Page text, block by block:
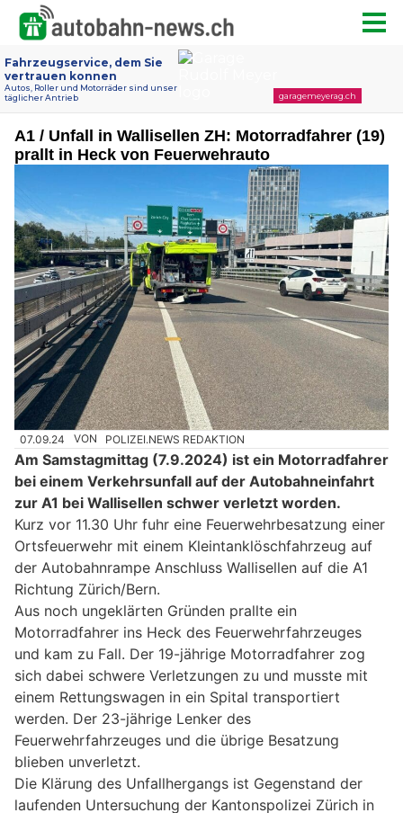
A1 / Unfall in Wallisellen ZH: Motorradfahrer (19)
prallt in Heck von Feuerwehrauto
07.09.24 VON POLIZEI.NEWS REDAKTION
Am Samstagmittag (7.9.2024) ist ein Motorradfahrer
bei einem Verkehrsunfall auf der Autobahneinfahrt
zur A1 bei Wallisellen schwer verletzt worden.
Kurz vor 11.30 Uhr fuhr eine Feuerwehrbesatzung einer
Ortsfeuerwehr mit einem Kleintanklöschfahrzeug auf
der Autobahnrampe Anschluss Wallisellen auf die A1
Richtung Zürich/Bern.
Aus noch ungeklärten Gründen prallte ein
Motorradfahrer ins Heck des Feuerwehrfahrzeuges
und kam zu Fall. Der 19-jährige Motorradfahrer zog
sich dabei schwere Verletzungen zu und musste mit
einem Rettungswagen in ein Spital transportiert
werden. Der 23-jährige Lenker des
Feuerwehrfahrzeuges und die übrige Besatzung
blieben unverletzt.
Die Klärung des Unfallhergangs ist Gegenstand der
laufenden Untersuchung der Kantonspolizei Zürich in